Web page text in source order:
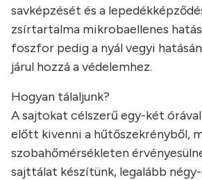
savképzését és a
zsírtartalma mikrobaellenes
foszfor pedig a nyál vegyi
járul hozzá a védelemhez.
Hogyan tálaljunk?
A sajtokat célszerű egy-két
előtt kivenni a hűtőszekrényből,
szobahőmérsékleten
sajttálat készítünk, legalább